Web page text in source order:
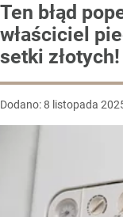
Ten błąd
właściciel
setki złotych!
Dodano:8 listopada